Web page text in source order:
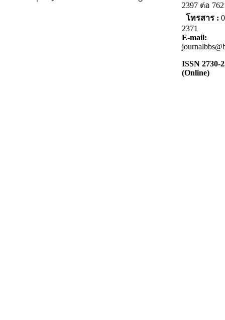
2397 ต่อ
โทรสาร :
2371
E-mail:
ISSN 2730-
(Online)